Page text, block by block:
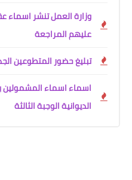
وزارة العمل تنشر اسماء
عليهم المراجعة
تبليغ حضور المتطوعين
اسماء اسماء
الديوانية الوجبة الثالثة